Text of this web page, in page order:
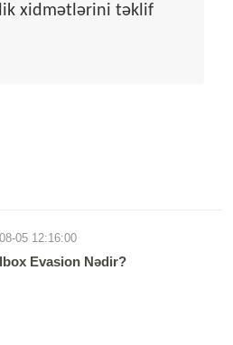
xidmətlərini təklif
05 12:16:00
Evasion Nədir?